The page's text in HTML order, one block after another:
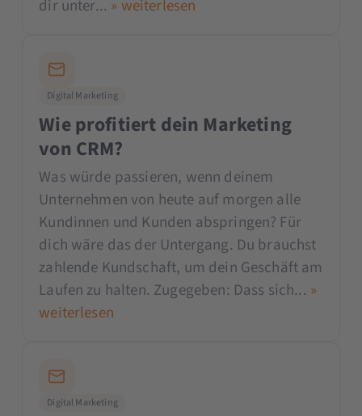
dir unter... » weiterlesen
Digital Marketing
Wie profitiert dein Marketing
von CRM?
Was würde passieren, wenn deinem
Unternehmen von heute auf morgen alle
Kundinnen und Kunden abspringen? Für
dich wäre das der Untergang. Du brauchst
zahlende Kundschaft, um dein Geschäft am
Laufen zu halten. Zugegeben: Dass sich... »
weiterlesen
Digital Marketing